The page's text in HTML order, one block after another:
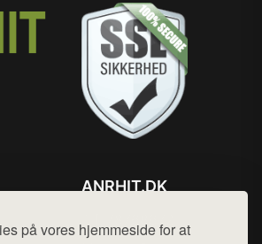
på vores hjemmeside for at
ANRHIT.DK